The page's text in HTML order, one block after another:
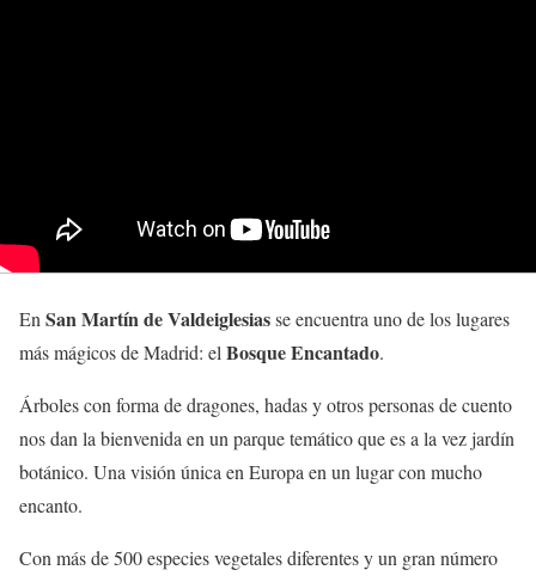
En San Martín de Valdeiglesiasse encuentra uno de los lugares
más mágicos de Madrid: el Bosque Encantado.
Árboles con forma de dragones, hadas y otros personas de cuento
nos dan la bienvenida en un parque temático que es a la vez jardín
botánico. Una visión única en Europa en un lugar con mucho
encanto.
Con más de 500 especies vegetales diferentes y un gran número